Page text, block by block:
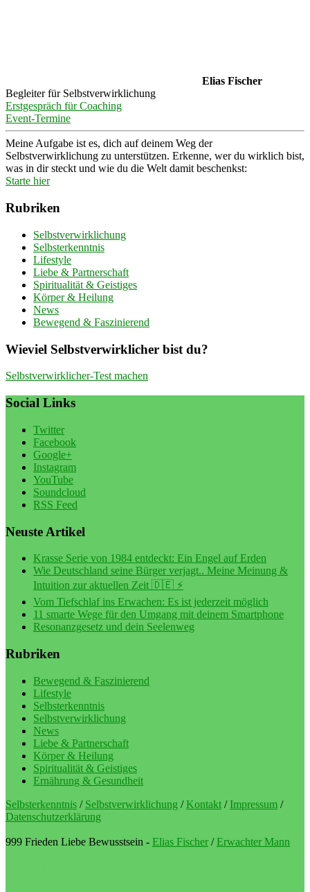
Elias Fischer
Begleiter für Selbstverwirklichung
Erstgespräch für Coaching
Event-Termine
Meine Aufgabe ist es, dich auf deinem Weg der
Selbstverwirklichung zu unterstützen. Erkenne, wer du wirklich bist,
was in dir steckt und wie du die Welt damit beschenkst:
Starte hier
Rubriken
Selbstverwirklichung
Selbsterkenntnis
Lifestyle
Liebe & Partnerschaft
Spiritualität & Geistiges
Körper & Heilung
News
Bewegend & Faszinierend
Wieviel Selbstverwirklicher bist du?
Selbstverwirklicher-Test machen
Social Links
Twitter
Facebook
Google+
Instagram
YouTube
Soundcloud
RSS Feed
Neuste Artikel
Krasse Serie von 1984 entdeckt: Ein Engel auf Erden
Wie Deutschland seine Bürger verjagt.. Meine Meinung &
Intuition zur aktuellen Zeit 🇩🇪 ⚡️
Vom Tiefschlaf ins Erwachen: Es ist jederzeit möglich
11 smarte Wege für den Umgang mit deinem Smartphone
Resonanzgesetz und dein Seelenweg
Rubriken
Bewegend & Faszinierend
Lifestyle
Selbsterkenntnis
Selbstverwirklichung
News
Liebe & Partnerschaft
Körper & Heilung
Spiritualität & Geistiges
Ernährung & Gesundheit
Selbsterkenntnis / Selbstverwirklichung /Kontakt / Impressum /
Datenschutzerklärung
999 Frieden Liebe Bewusstsein - Elias Fischer /Erwachter Mann